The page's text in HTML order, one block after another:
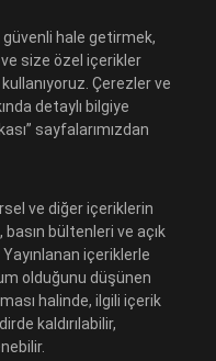
hale getirmek,
size özel içerikler
Çerezler ve
detaylı bilgiye
sayfalarımızdan
ve diğer içeriklerin
basın bültenleri ve açık
içeriklerle
olduğunu düşünen
halinde, ilgili içerik
kaldırılabilir,